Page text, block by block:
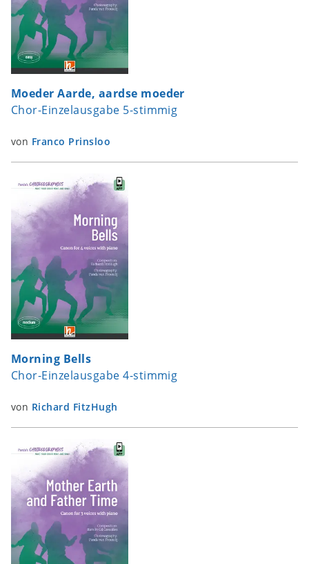
Moeder Aarde, aardse moeder
Chor-Einzelausgabe 5-stimmig
von Franco Prinsloo
Morning Bells
Chor-Einzelausgabe 4-stimmig
von Richard FitzHugh